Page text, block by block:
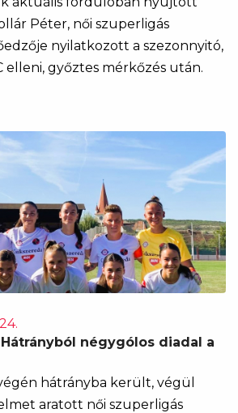
Péter, női szuperligás
nyilatkozott a szezonnyitó,
elleni, győztes mérkőzés után.
négygólos diadal a
hátrányba került, végül
aratott női szuperligás